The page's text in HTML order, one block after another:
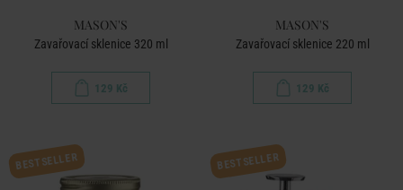
MASON'S
Zavařovací sklenice 320 ml
129 Kč
MASON'S
Zavařovací sklenice 220 ml
129 Kč
BESTSELLER BESTSELLER